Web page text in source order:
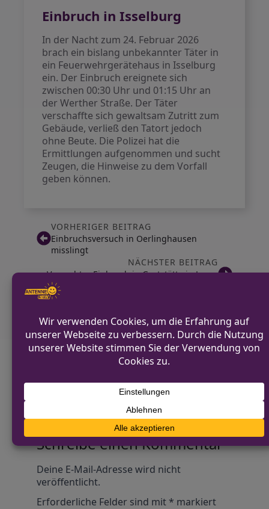
Einbruch in Isselburg
In der Nacht zum 24. Februar 2026
brach ein bislang unbekannter Täter in
ein Feuerwehrgerätehaus in Isselburg
ein. Der Einbruch ereignete sich
zwischen 00:30 Uhr und 01:15 Uhr an
der Werther Straße. Der Täter
verschaffte sich gewaltsam Zutritt zum
Gebäude, verließ den Tatort jedoch
ohne Beute. Die Polizei hat die
Ermittlungen aufgenommen und sucht
Zeugen, die Hinweise zu dem Vorfall
geben können.
VORHERIGER BEITRAG
Einbruchsversuch in Oerlinghausen
misslingt
NÄCHSTER BEITRAG
Versuchter Einbruch in Gaststätte in Lage-
Diskutiere mit!
Anonym und ganz ohne Anmeldezwang!
Alle Kommentare werden von unserer Redaktion im
Vorfeld geprüft.
Schreibe einen Kommentar
Deine E-Mail-Adresse wird nicht
veröffentlicht.
Erforderliche Felder sind mit * markiert